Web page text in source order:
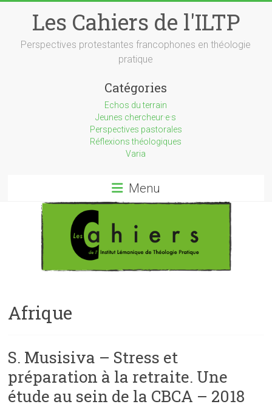
Les Cahiers de l'ILTP
Perspectives protestantes francophones en théologie
pratique
Catégories
Echos du terrain
Jeunes chercheur·e·s
Perspectives pastorales
Réflexions théologiques
Varia
Menu
Afrique
S. Musisiva – Stress et
préparation à la retraite. Une
étude au sein de la CBCA – 2018